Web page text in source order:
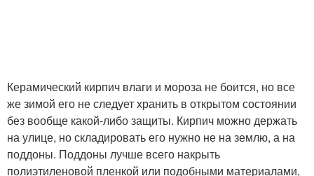
Керамический кирпич влаги и мороза не боится, но все
же зимой его не следует хранить в открытом состоянии
без вообще какой-либо защиты. Кирпич можно держать
на улице, но складировать его нужно не на землю, а на
поддоны. Поддоны лучше всего накрыть
полиэтиленовой пленкой или подобными материалами,